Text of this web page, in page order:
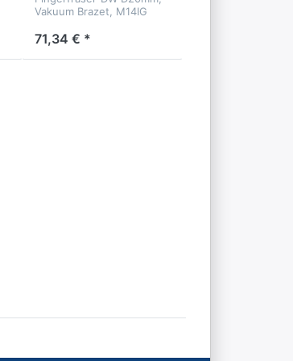
Vakuum Brazet, M14IG
71,34 € *